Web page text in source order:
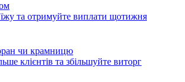
їжу та отримуйте виплати щотижня
чи крамницю
клієнтів та збільшуйте виторг